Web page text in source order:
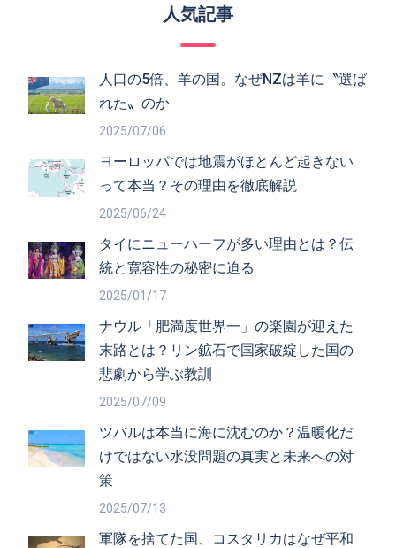
人気記事
人口の5倍、羊の国。なぜNZは羊に〝選ば
れた〟のか
2025/07/06
ヨーロッパでは地震がほとんど起きない
って本当？その理由を徹底解説
2025/06/24
タイにニューハーフが多い理由とは？伝
統と寛容性の秘密に迫る
2025/01/17
ナウル「肥満度世界一」の楽園が迎えた
末路とは？リン鉱石で国家破綻した国の
悲劇から学ぶ教訓
2025/07/09
ツバルは本当に海に沈むのか？温暖化だ
けではない水没問題の真実と未来への対
策
2025/07/13
軍隊を捨てた国、コスタリカはなぜ平和